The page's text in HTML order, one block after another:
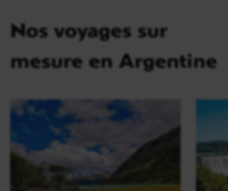
Nos voyages sur
mesure en Argentine